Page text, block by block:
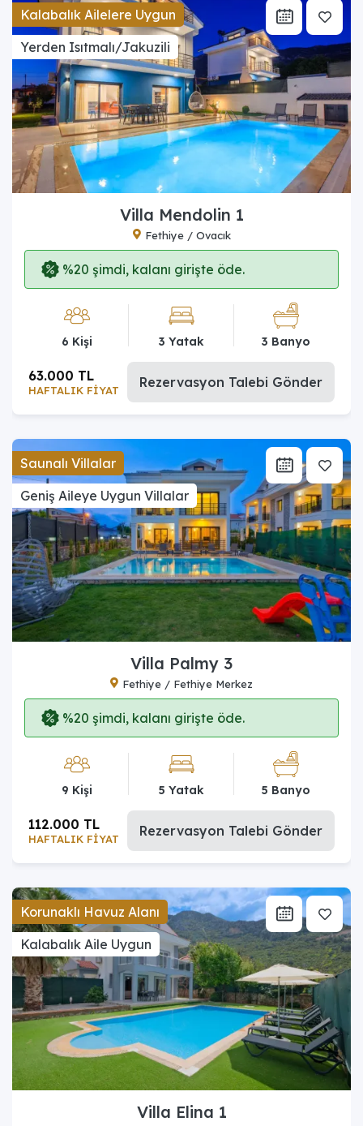
Kalabalık Ailelere Uygun
Yerden Isıtmalı/Jakuzili
Villa Mendolin 1
Fethiye / Ovacık
%20 şimdi, kalanı girişte öde.
6 Kişi 3 Yatak 3 Banyo
HAFTALIK FİYAT
63.000 TL Rezervasyon Talebi Gönder
Saunalı Villalar
Geniş Aileye Uygun Villalar
Villa Palmy 3
Fethiye / Fethiye Merkez
%20 şimdi, kalanı girişte öde.
9 Kişi 5 Yatak 5 Banyo
HAFTALIK FİYAT
112.000 TL Rezervasyon Talebi Gönder
Korunaklı Havuz Alanı
Kalabalık Aile Uygun
Villa Elina 1